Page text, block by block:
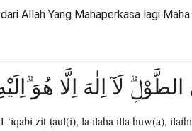
Allah Yang Mahaperkasa lagi
لَآ اِلٰهَ اِلَّا هُوَ
żiṭ-ṭaul(i), lā ilāha illā huw(a),